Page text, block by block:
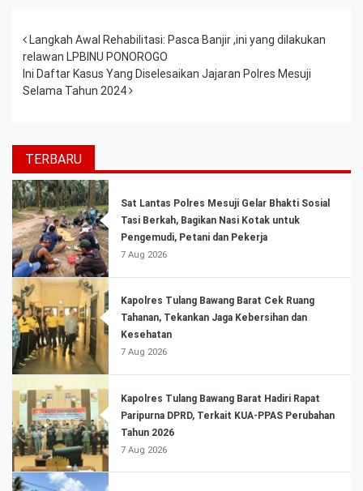
Post navigation
Langkah Awal Rehabilitasi: Pasca Banjir ,ini yang dilakukan
relawan LPBINU PONOROGO
Ini Daftar Kasus Yang Diselesaikan Jajaran Polres Mesuji
Selama Tahun 2024
TERBARU
Sat Lantas Polres Mesuji Gelar Bhakti Sosial
Tasi Berkah, Bagikan Nasi Kotak untuk
Pengemudi, Petani dan Pekerja
7 Aug 2026
Kapolres Tulang Bawang Barat Cek Ruang
Tahanan, Tekankan Jaga Kebersihan dan
Kesehatan
7 Aug 2026
Kapolres Tulang Bawang Barat Hadiri Rapat
Paripurna DPRD, Terkait KUA-PPAS Perubahan
Tahun 2026
7 Aug 2026